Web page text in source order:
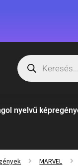
nyelvű
MARVEL